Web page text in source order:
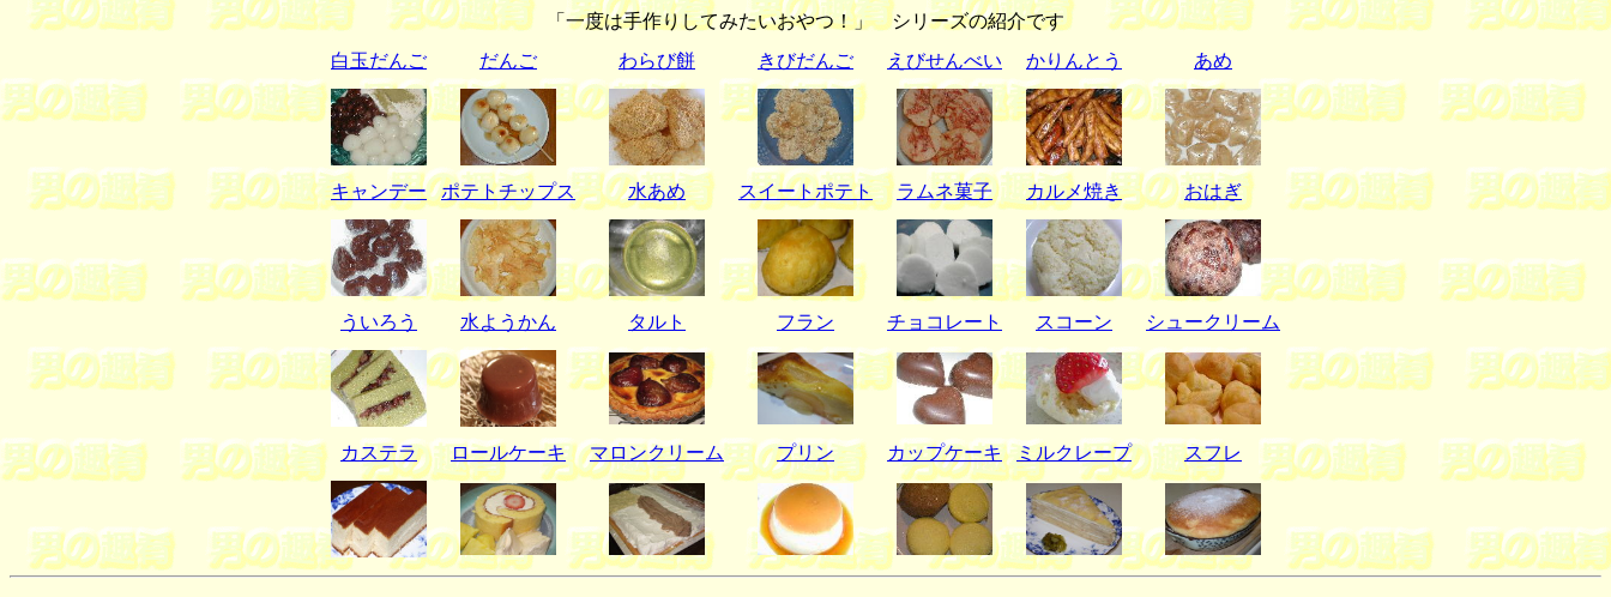
「一度は手作りしてみたいおやつ！」 シリーズの紹介です
白玉だんご
だんご わらび餅 きびだんご えびせんべい かりんとう あめ
キャンデー ポテトチップス 水あめ スイートポテト ラムネ菓子 カルメ焼き おはぎ
ういろう 水ようかん タルト フラン チョコレート スコーン シュークリーム
カステラ ロールケーキ マロンクリーム プリン カップケーキ ミルクレープ スフレ